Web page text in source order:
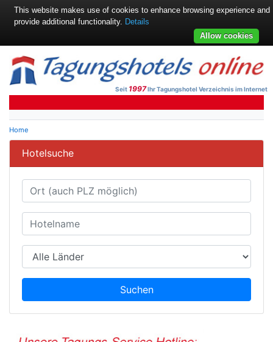
Seit 1997Ihr Tagungshotel Verzeichnis im Internet
Home
Hotelsuche
Suchen
This website makes use of cookies to enhance browsing experience and
provide additional functionality. Details
Allow cookies